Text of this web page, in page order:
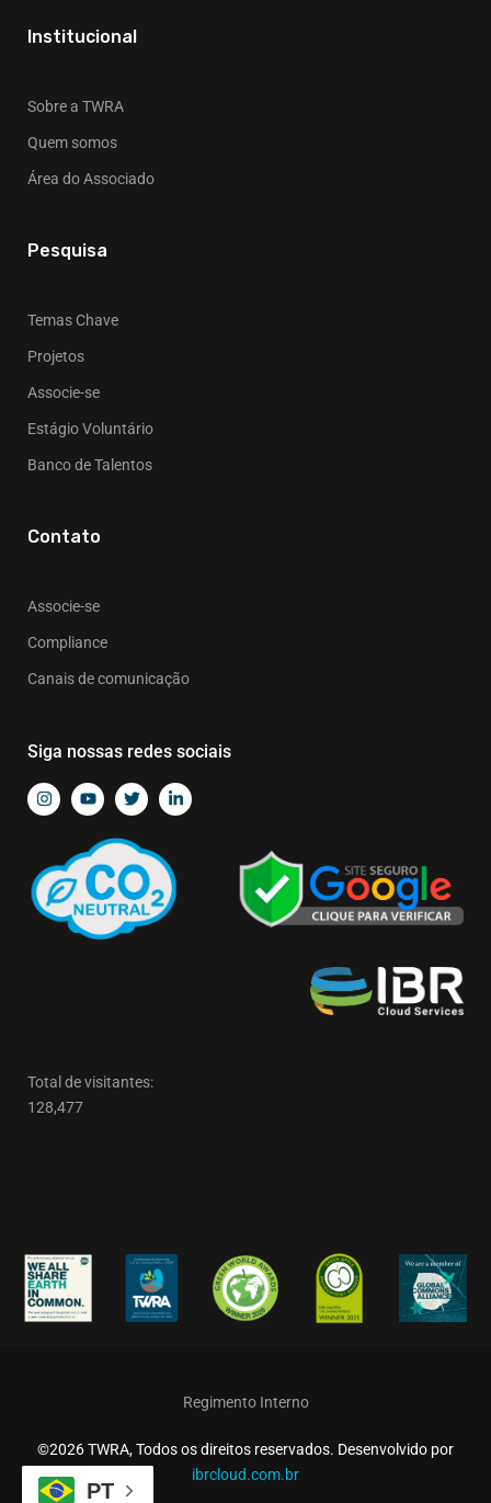
Institucional
Sobre a TWRA
Quem somos
Área do Associado
Pesquisa
Temas Chave
Projetos
Associe-se
Estágio Voluntário
Banco de Talentos
Contato
Associe-se
Compliance
Canais de comunicação
Siga nossas redes sociais
Total de visitantes:
128,477
Regimento Interno
©2026 TWRA, Todos os direitos reservados. Desenvolvido por
ibrcloud.com.br
PT